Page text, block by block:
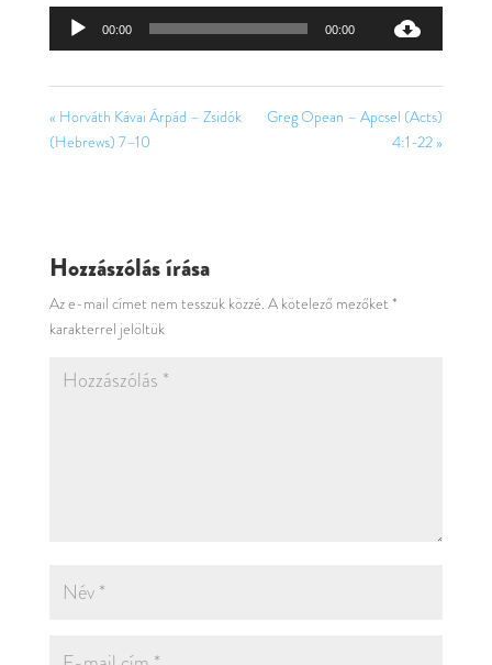
Audió
00:00 00:00
« Horváth Kávai Árpád – Zsidók
(Hebrews) 7–10
Greg Opean – Apcsel (Acts)
4:1-22 »
Hozzászólás írása
Az e-mail címet nem tesszük közzé. A kötelező mezőket *
karakterrel jelöltük